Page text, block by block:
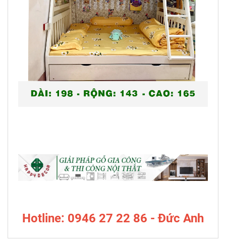
Hotline: 0946 27 22 86 - Đức Anh